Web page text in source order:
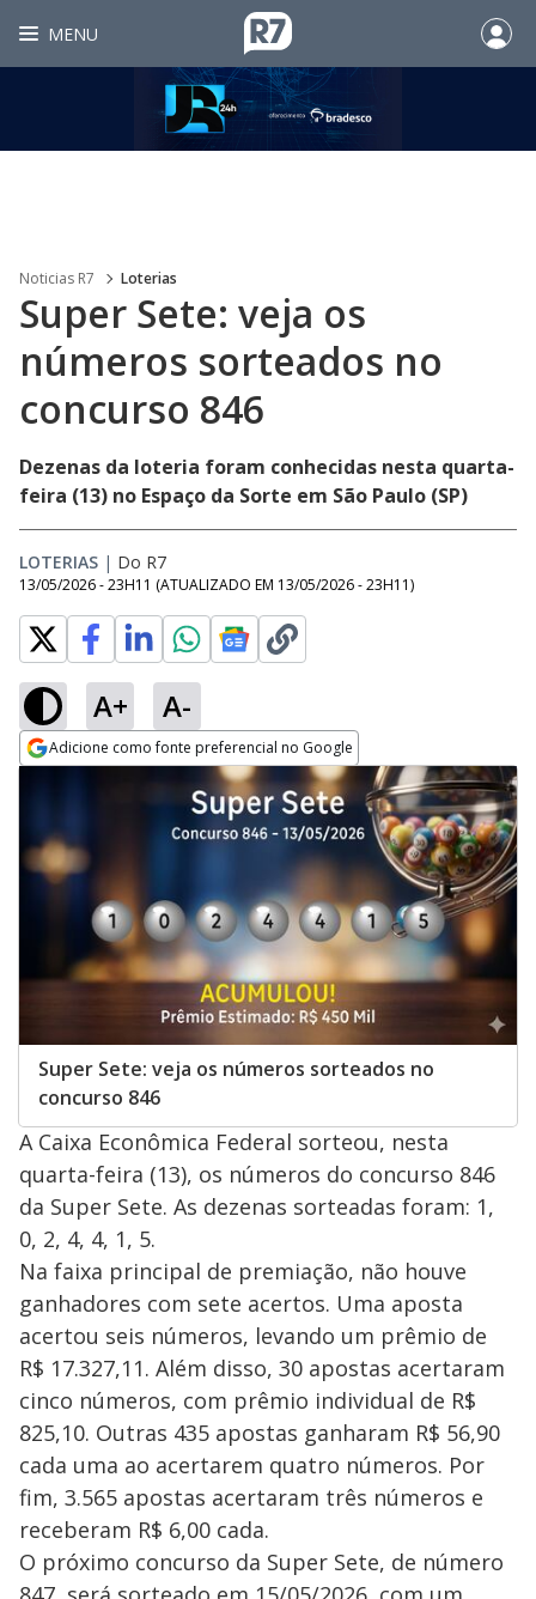
MENU
Noticias R7 Loterias
Super Sete: veja os
números sorteados no
concurso 846
Dezenas da loteria foram conhecidas nesta quarta-
feira (13) no Espaço da Sorte em São Paulo (SP)
LOTERIAS | Do R7
13/05/2026 - 23H11 (ATUALIZADO EM 13/05/2026 - 23H11)
A+ A-
Adicione como fonte preferencial no Google
Opens in new window
Super Sete: veja os números sorteados no
concurso 846
A Caixa Econômica Federal sorteou, nesta
quarta-feira (13), os números do concurso 846
da Super Sete. As dezenas sorteadas foram: 1,
0, 2, 4, 4, 1, 5.
Na faixa principal de premiação, não houve
ganhadores com sete acertos. Uma aposta
acertou seis números, levando um prêmio de
R$ 17.327,11. Além disso, 30 apostas acertaram
cinco números, com prêmio individual de R$
825,10. Outras 435 apostas ganharam R$ 56,90
cada uma ao acertarem quatro números. Por
fim, 3.565 apostas acertaram três números e
receberam R$ 6,00 cada.
O próximo concurso da Super Sete, de número